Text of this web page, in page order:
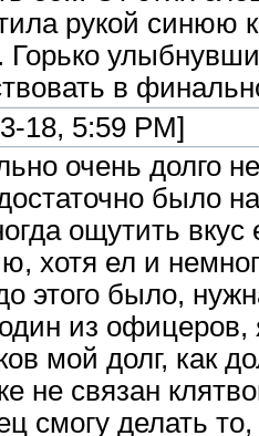
рукой синюю
в
18, 5:59 PM]
очень долго
было
ощутить
хотя ел и
этого было,
из офицеров,
мой долг, как
не связан
смогу делать